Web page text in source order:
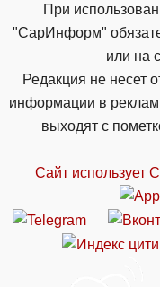
При
"СарИнформ"
или на
Редакция не несет
информации в
выходят с
Сайт использует